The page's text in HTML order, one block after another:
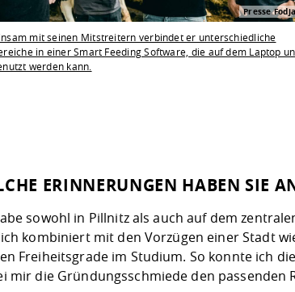
Presse
mit seinen Mitstreitern verbindet er unterschiedliche
in einer Smart Feeding Software, die auf dem Laptop
werden kann.
ERINNERUNGEN HABEN SIE
sowohl in Pillnitz als auch auf dem
kombiniert mit den Vorzügen einer Stadt
Freiheitsgrade im Studium. So konnte ich
mir die Gründungsschmiede den passenden